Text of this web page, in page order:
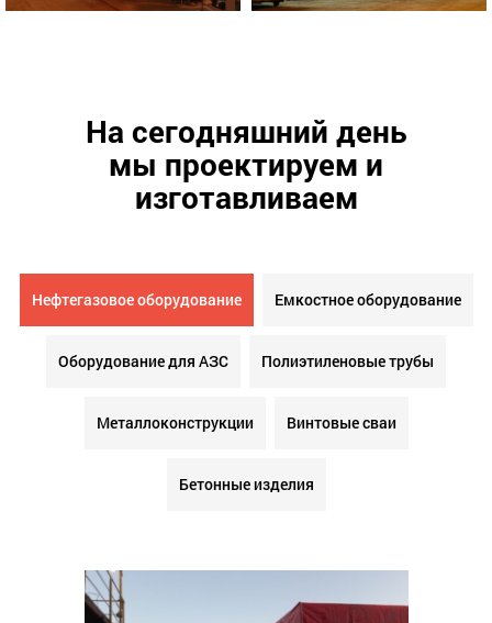
На сегодняшний день
мы проектируем и
изготавливаем
Нефтегазовое оборудование Емкостное оборудование
Оборудование для АЗС Полиэтиленовые трубы
Металлоконструкции Винтовые сваи
Бетонные изделия